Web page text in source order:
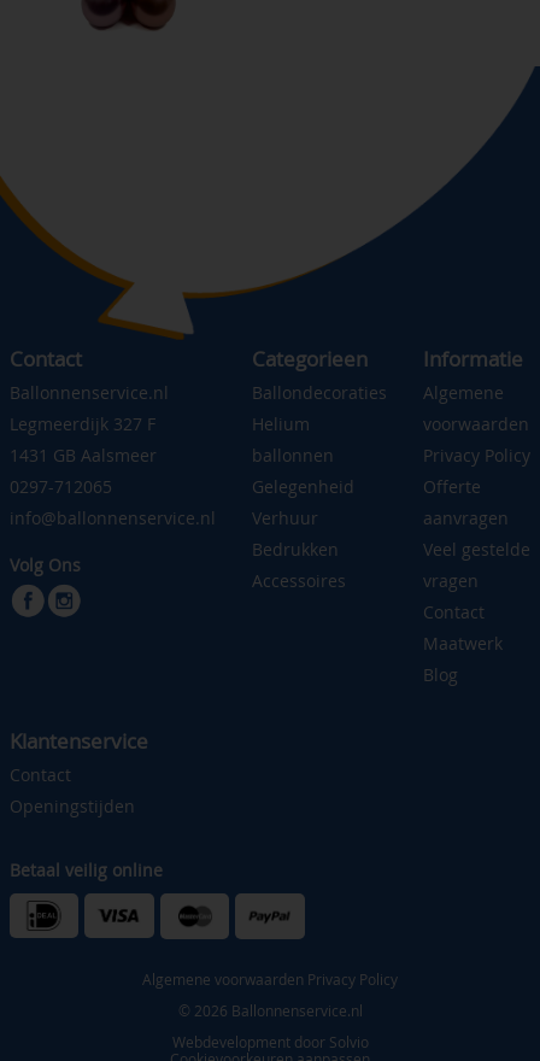
Contact
Ballonnenservice.nl
Legmeerdijk 327 F
1431 GB Aalsmeer
0297-712065
info@ballonnenservice.nl
Volg Ons
Categorieen
Ballondecoraties
Helium
ballonnen
Gelegenheid
Verhuur
Bedrukken
Accessoires
Informatie
Algemene
voorwaarden
Privacy Policy
Offerte
aanvragen
Veel gestelde
vragen
Contact
Maatwerk
Blog
Klantenservice
Contact
Openingstijden
Betaal veilig online
Algemene voorwaarden Privacy Policy
© 2026 Ballonnenservice.nl
Webdevelopment door Solvio